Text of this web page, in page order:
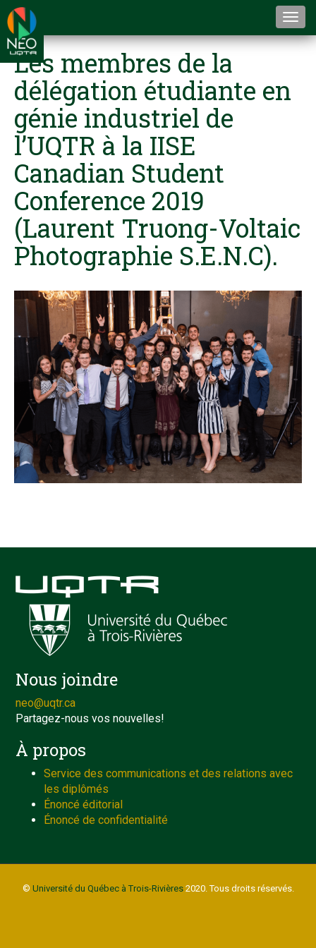
Les membres de la
délégation étudiante en
génie industriel de
l’UQTR à la IISE
Canadian Student
Conference 2019
(Laurent Truong-Voltaic
Photographie S.E.N.C).
Nous joindre
neo@uqtr.ca
Partagez-nous vos nouvelles!
À propos
Service des communications et des relations avec
les diplômés
Énoncé éditorial
Énoncé de confidentialité
© Université du Québec à Trois-Rivières2020. Tous droits réservés.